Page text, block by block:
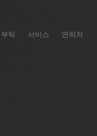
부틱 서비스 연락처